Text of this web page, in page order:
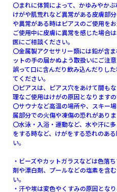
〇まれに体質によって、かゆみやかぶ
けがや肌荒れなど異常がある皮膚部
や異常がある時はピアスのご使用をお
ご使用中に皮膚に異常を感じた場合
医にご相談ください。
〇金属製アクセサリー類には鉛が含
ットの手の届かぬよう取扱いにご注意
誤って口に含んだり飲み込んだりし
てください。
〇ピアスは、ピアス穴をあけて間も
理なご使用はけがの原因となりますの
〇サウナなど高温の場所や、スキー
属部分での火傷や凍傷の恐れがあり
〇水泳・入浴・運動など、水や汗に
をする時など、けがをする恐れのあ
い。
・ビーズやカットガラスなどは色落
剤や漂白剤、プールなどの塩素を含
い。
・汗や埃は変色やくすみの原因とな